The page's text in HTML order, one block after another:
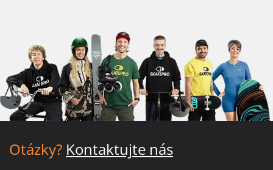
Otázky? Kontaktujte nás